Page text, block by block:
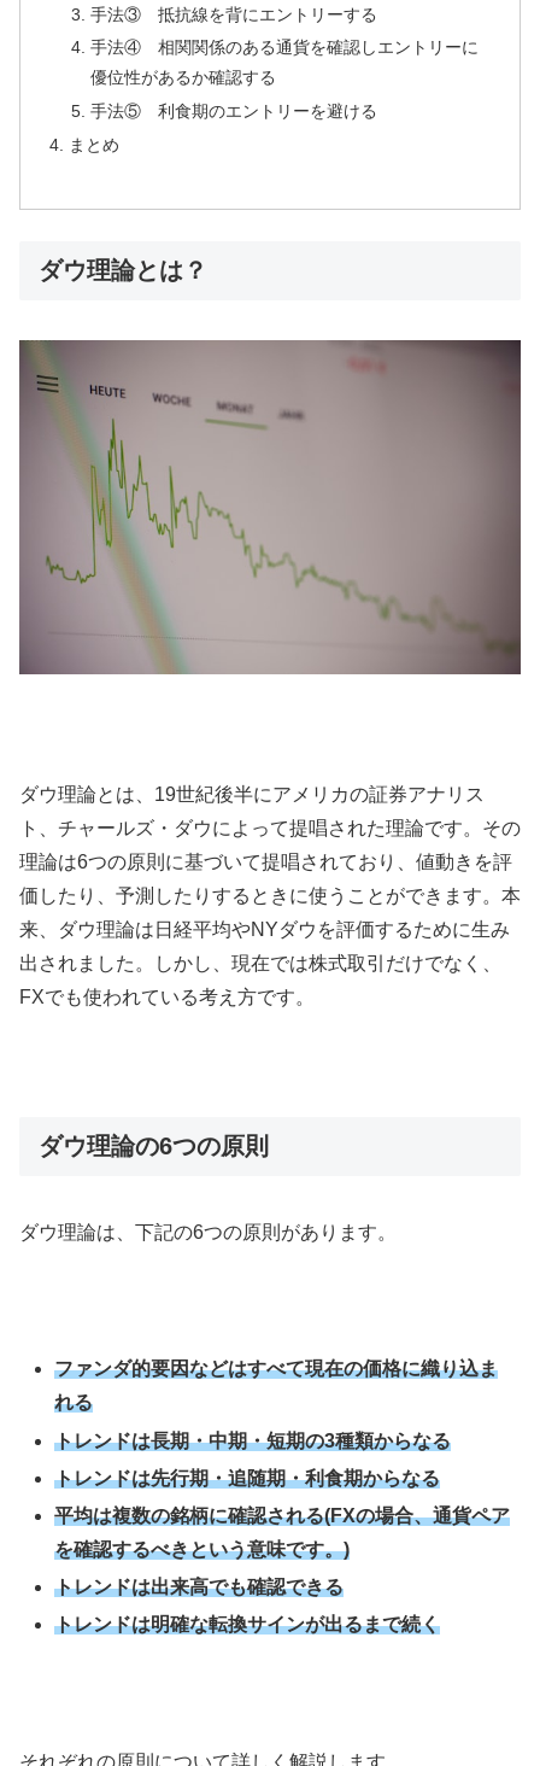
手法③ 抵抗線を背にエントリーする
手法④ 相関関係のある通貨を確認しエントリーに
優位性があるか確認する
手法⑤ 利食期のエントリーを避ける
まとめ
ダウ理論とは？
ダウ理論とは、 19世紀後半にアメリカの証券アナリス
ト、チャールズ・ダウによって提唱された理論です。その
理論は6つの原則に基づいて提唱されており、値動きを評
価したり、予測したりするときに使うことができます。本
来、ダウ理論は日経平均やNYダウを評価するために生み
出されました。しかし、現在では株式取引だけでなく、
FXでも使われている考え方です。
ダウ理論の6つの原則
ダウ理論は、下記の6つの原則があります。
ファンダ的要因などはすべて現在の価格に織り込ま
れる
トレンドは長期・中期・短期の3種類からなる
トレンドは先行期・追随期・利食期からなる
平均は複数の銘柄に確認される(FXの場合、通貨ペア
を確認するべきという意味です。)
トレンドは出来高でも確認できる
トレンドは明確な転換サインが出るまで続く
それぞれの原則について詳しく解説します。